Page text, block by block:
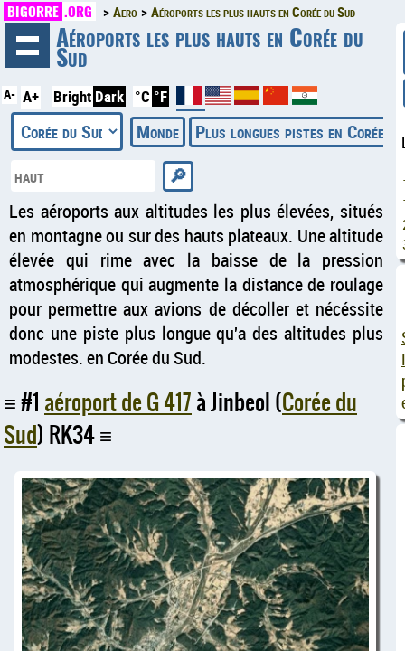
BIGORRE .ORG Aero Aéroports les plus hauts en Corée du Sud
Aéroports les plus hauts en Corée du
Sud
A- A+ Bright Dark °C °F
Monde Plus longues pistes en Corée
Les aéroports aux altitudes les plus élevées, situés
en montagne ou sur des hauts plateaux. Une altitude
élevée qui rime avec la baisse de la pression
atmosphérique qui augmente la distance de roulage
pour permettre aux avions de décoller et nécéssite
donc une piste plus longue qu'a des altitudes plus
modestes. en Corée du Sud.
#1 aéroport de G 417à Jinbeol (Corée du
Sud) RK34